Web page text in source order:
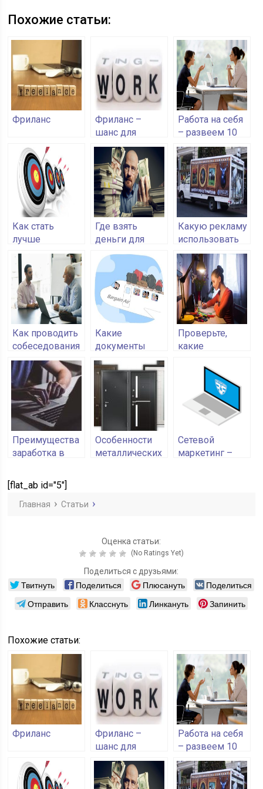
Похожие статьи:
Фриланс
Фриланс –
шанс для
регионов
Работа на себя
– развеем 10
мифов
Как стать
лучше
конкурентов
Где взять
деньги для
развития
бизнеса
Какую рекламу
использовать
для
привлечения
клиентов
Как проводить
собеседования
Какие
документы
нужно
оформить при
направлении
сотрудника в
ежегодный
отпуск (часть 1)
Проверьте,
какие
нужно подать в
налоговую
инспекцию до
конца декабря
Преимущества
заработка в
Особенности
металлических
Сетевой
маркетинг –
[flat_ab id="5"]
Главная Статьи
Оценка статьи:
(No Ratings Yet)
Поделиться с друзьями:
Твитнуть Поделиться Плюсануть
Поделиться
Отправить
Класснуть Линкануть Запинить
Похожие статьи:
Фриланс
Фриланс –
шанс для
регионов
Работа на себя
– развеем 10
мифов